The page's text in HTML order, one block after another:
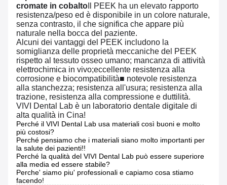
cromate in cobalto Il PEEK ha un elevato rapporto
resistenza/peso ed è disponibile in un colore naturale,
senza contrasto, il che significa che appare più
naturale nella bocca del paziente.
Alcuni dei vantaggi del PEEK includono la
somiglianza delle proprietà meccaniche del PEEK
rispetto al tessuto osseo umano; mancanza di attività
elettrochimica in vivo;eccellente resistenza alla
corrosione e biocompatibilità■ notevole resistenza
alla stanchezza; resistenza all'usura; resistenza alla
trazione, resistenza alla compressione e duttilità.
VIVI Dental Lab è un laboratorio dentale digitale di
alta qualità in Cina!
Perché il VIVI Dental Lab usa materiali così buoni e molto
più costosi?
Perché pensiamo che i materiali siano molto importanti per
la salute dei pazienti!!
Perché la qualità del VIVI Dental Lab può essere superiore
alla media ed essere stabile?
Perche' siamo piu' professionali e capiamo cosa stiamo
facendo!